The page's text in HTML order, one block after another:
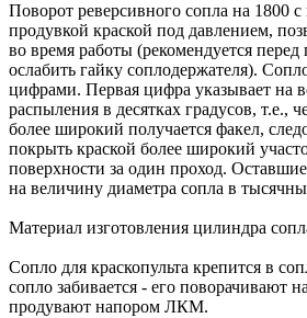
Поворот реверсивного сопла на 1800
продувкой краской под давлением,
во время работы (рекомендуется перед
ослабить гайку соплодержателя).
цифрами. Первая цифра указывает на
распыления в десятках градусов, т.е.,
более широкий получается факел,
покрыть краской более широкий
поверхности за один проход.
на величину диаметра сопла в
Материал изготовления цилиндра
Сопло для краскопульта крепится в
сопло забивается - его поворачивают
продувают напором ЛКМ.